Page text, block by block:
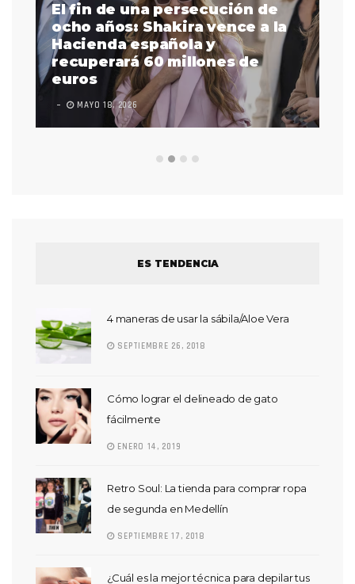
El fin de una persecución de
ocho años: Shakira vence a la
Hacienda española y
recuperará 60 millones de
euros
MAYO 18, 2026
ES TENDENCIA
4 maneras de usar la sábila/Aloe Vera
SEPTIEMBRE 26, 2018
Cómo lograr el delineado de gato
fácilmente
ENERO 14, 2019
Retro Soul: La tienda para comprar ropa
de segunda en Medellín
SEPTIEMBRE 17, 2018
¿Cuál es la mejor técnica para depilar tus